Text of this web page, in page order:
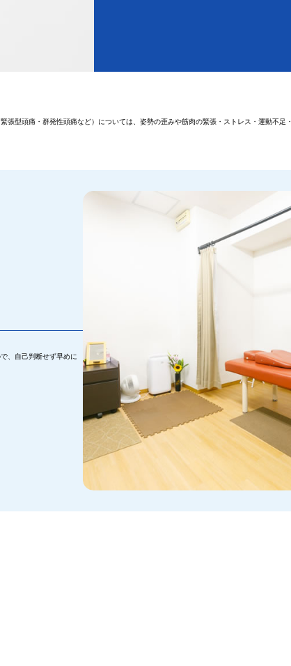
型頭痛・群発性頭痛など）については、姿勢の歪みや筋肉の緊張・ストレス・運動不足
、自己判断せず早めに